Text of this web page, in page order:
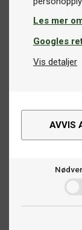
Les mer
Googles
Vis detaljer
AVVIS